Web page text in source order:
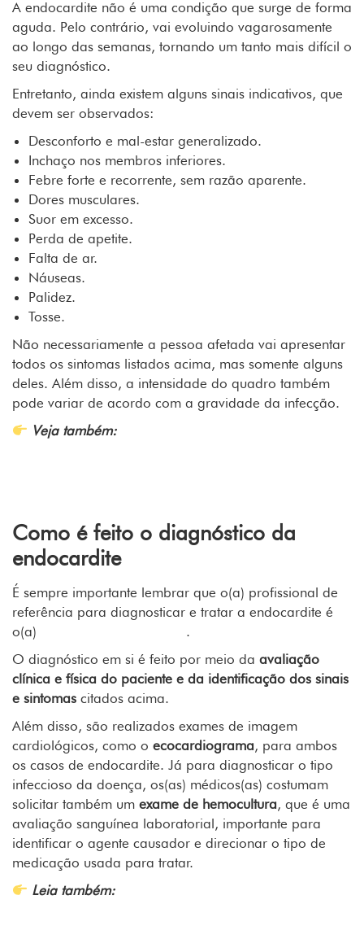
A endocardite não é uma condição que surge de forma
aguda. Pelo contrário, vai evoluindo vagarosamente
ao longo das semanas, tornando um tanto mais difícil o
seu diagnóstico.
Entretanto, ainda existem alguns sinais indicativos, que
devem ser observados:
Desconforto e mal-estar generalizado.
Inchaço nos membros inferiores.
Febre forte e recorrente, sem razão aparente.
Dores musculares.
Suor em excesso.
Perda de apetite.
Falta de ar.
Náuseas.
Palidez.
Tosse.
Não necessariamente a pessoa afetada vai apresentar
todos os sintomas listados acima, mas somente alguns
deles. Além disso, a intensidade do quadro também
pode variar de acordo com a gravidade da infecção.
Veja também:
Como é feito o diagnóstico da
endocardite
É sempre importante lembrar que o(a) profissional de
referência para diagnosticar e tratar a endocardite é
o(a)
.
O diagnóstico em si é feito por meio da avaliação
clínica e física do paciente e da identificação dos sinais
e sintomas citados acima.
Além disso, são realizados exames de imagem
cardiológicos, como o ecocardiograma, para ambos
os casos de endocardite. Já para diagnosticar o tipo
infeccioso da doença, os(as) médicos(as) costumam
solicitar também um exame de hemocultura, que é uma
avaliação sanguínea laboratorial, importante para
identificar o agente causador e direcionar o tipo de
medicação usada para tratar.
Leia também: